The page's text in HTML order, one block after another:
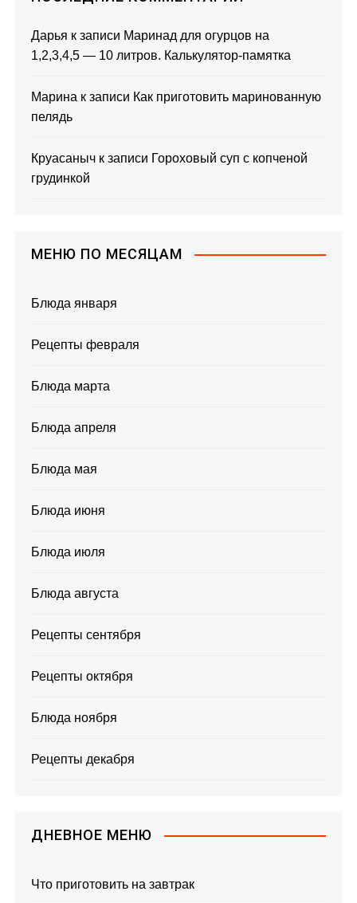
Дарья к записи Маринад для огурцов на
1,2,3,4,5 — 10 литров. Калькулятор-памятка
Марина к записи Как приготовить маринованную
пелядь
Круасаныч к записи Гороховый суп с копченой
грудинкой
МЕНЮ ПО МЕСЯЦАМ
Блюда января
Рецепты февраля
Блюда марта
Блюда апреля
Блюда мая
Блюда июня
Блюда июля
Блюда августа
Рецепты сентября
Рецепты октября
Блюда ноября
Рецепты декабря
ДНЕВНОЕ МЕНЮ
Что приготовить на завтрак